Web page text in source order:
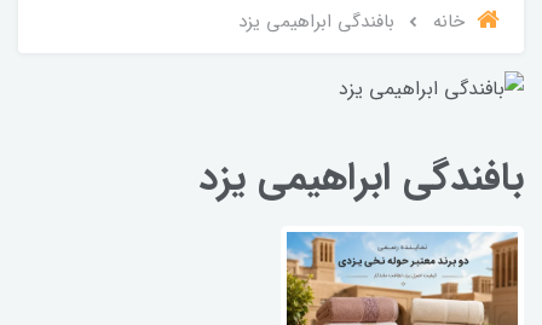
خانه بافندگی ابراهیمی یزد
بافندگی ابراهیمی یزد